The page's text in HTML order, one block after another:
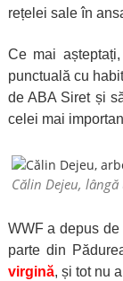
rețelei sale în
Ce mai
punctuală cu
de ABA Siret și
celei mai
Călin Dejeu,
WWF a depus
parte din
virgină, și tot nu